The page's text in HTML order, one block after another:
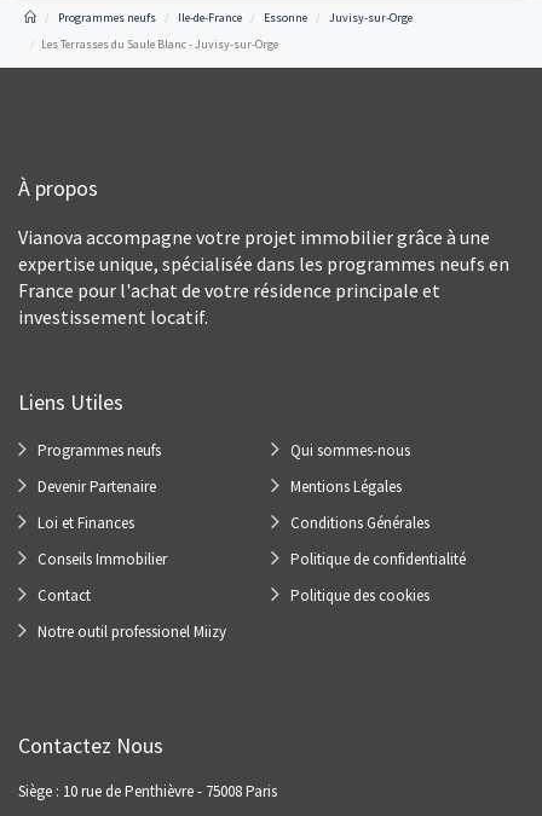
Programmes neufs Ile-de-France Essonne
Juvisy-sur-Orge
Les Terrasses du Saule Blanc - Juvisy-sur-Orge
À propos
Vianova accompagne votre projet immobilier grâce à une
expertise unique, spécialisée dans les programmes neufs en
France pour l'achat de votre résidence principale et
investissement locatif.
Liens Utiles
Programmes neufs
Devenir Partenaire
Loi et Finances
Conseils Immobilier
Contact
Notre outil professionel Miizy
Qui sommes-nous
Mentions Légales
Conditions Générales
Politique de confidentialité
Politique des cookies
Contactez Nous
Siège : 10 rue de Penthièvre - 75008 Paris